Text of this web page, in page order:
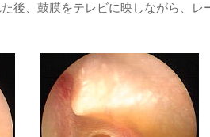
後、鼓膜をテレビに映しながら、レ